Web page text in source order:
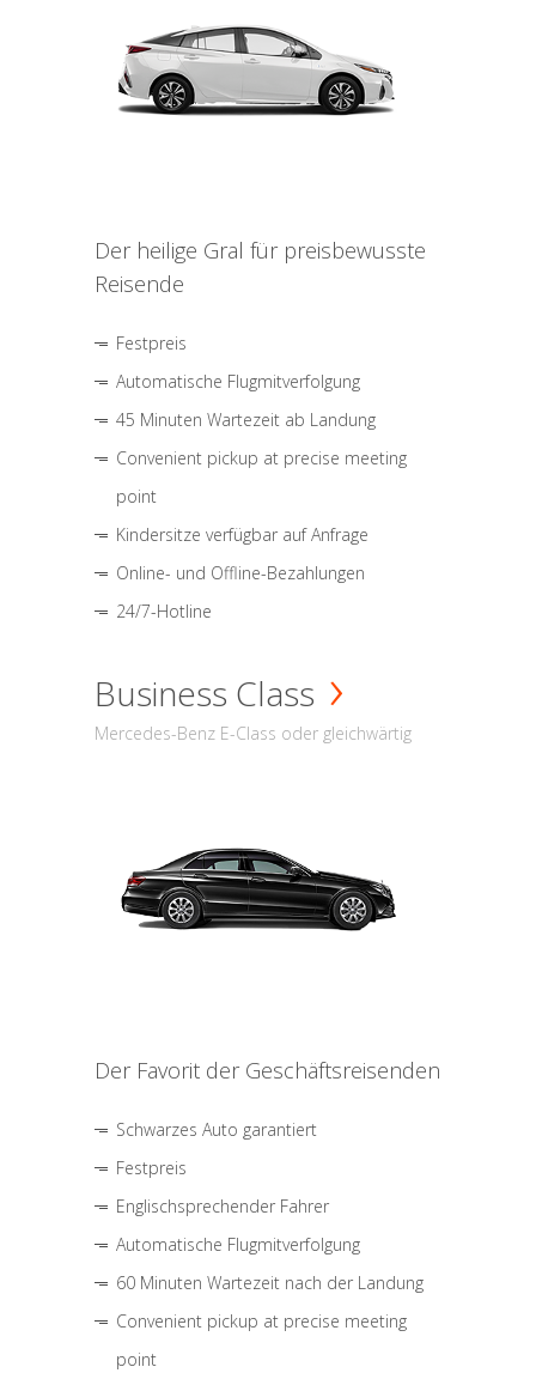
Der heilige Gral für preisbewusste
Reisende
Festpreis
Automatische Flugmitverfolgung
45 Minuten Wartezeit ab Landung
Convenient pickup at precise meeting
point
Kindersitze verfügbar auf Anfrage
Online- und Offline-Bezahlungen
24/7-Hotline
Business Class
Mercedes-Benz E-Class oder gleichwärtig
Der Favorit der Geschäftsreisenden
Schwarzes Auto garantiert
Festpreis
Englischsprechender Fahrer
Automatische Flugmitverfolgung
60 Minuten Wartezeit nach der Landung
Convenient pickup at precise meeting
point